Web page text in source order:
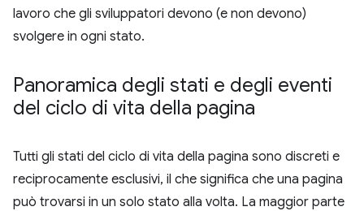
lavoro che gli sviluppatori devono (e non devono)
svolgere in ogni stato.
Panoramica degli stati e degli eventi
del ciclo di vita della pagina
Tutti gli stati del ciclo di vita della pagina sono discreti e
reciprocamente esclusivi, il che significa che una pagina
può trovarsi in un solo stato alla volta. La maggior parte